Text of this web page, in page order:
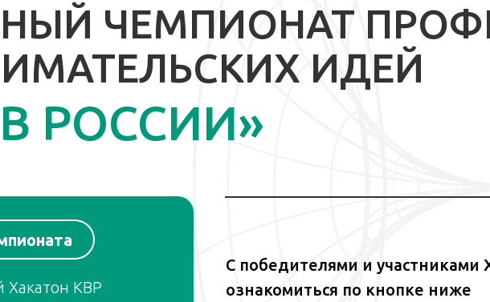
С победителями и участниками
ознакомиться по кнопке ниже
ЧЕМПИОНАТ
ИДЕЙ
РОССИИ»
Хакатон КВР